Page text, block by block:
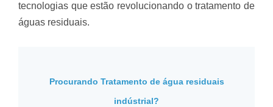
tecnologias que estão revolucionando o tratamento de
águas residuais.
Procurando Tratamento de água residuais
indústrial?